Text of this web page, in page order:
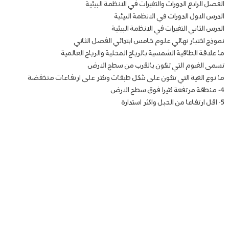
الفصل الرابع الدورات والتغيرات في الانظمة البيئية
الدرس الاول الدورات في الانظمة البيئية
الدرس الثاني التغيرات في الانظمة البيئية
نموذج اختبار نهائي علوم خامس ابتدائي الفصل الثاني
ما علاقة الطاقية الشمسية بالرياح المحلية والرياح العالمية
تسمى الغيوم التي تتكون بالقرب من سطح الارض
ما نوع الغية التي تتكون على شكل طبقات وتكثر على ارتفاعات منخفضة
4- منطقة مرتفعة كثيرا فوق سطح الارض
5- اقل ارتفاعا من الحبل واكثر استدارة